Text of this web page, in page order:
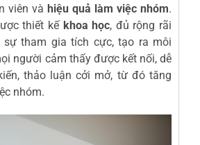
viên và hiệu quả làm việc nhóm.
thiết kế khoa học, đủ rộng rãi
sự tham gia tích cực, tạo ra môi
người cảm thấy được kết nối, dễ
thảo luận cởi mở, từ đó tăng
nhóm.